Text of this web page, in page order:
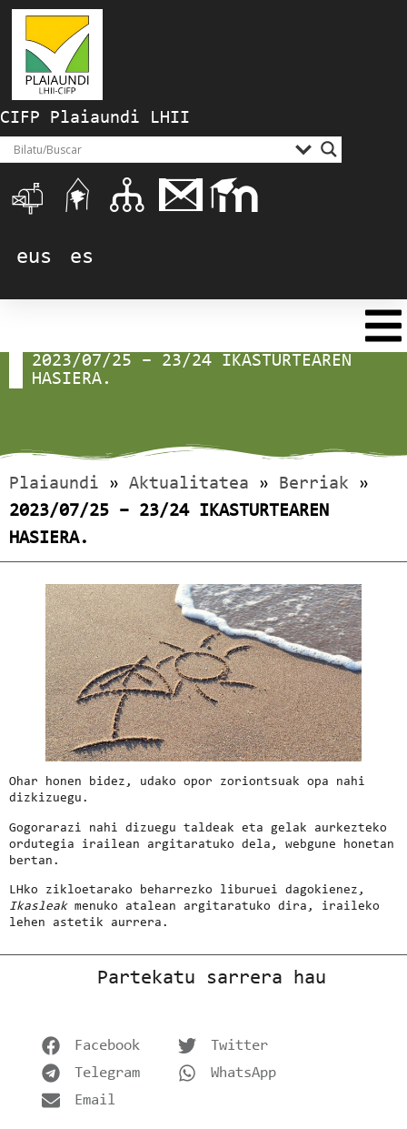
CIFP Plaiaundi LHII
eus es
2023/07/25 – 23/24 IKASTURTEAREN
HASIERA.
Plaiaundi » Aktualitatea » Berriak »
2023/07/25 – 23/24 IKASTURTEAREN
HASIERA.
Ohar honen bidez, udako opor zoriontsuak opa nahi
dizkizuegu.
Gogorarazi nahi dizuegu taldeak eta gelak aurkezteko
ordutegia irailean argitaratuko dela, webgune honetan
bertan.
LHko zikloetarako beharrezko liburuei dagokienez,
Ikasleakmenuko atalean argitaratuko dira, iraileko
lehen astetik aurrera.
Partekatu sarrera hau
Facebook
Twitter
Telegram
WhatsApp
Email